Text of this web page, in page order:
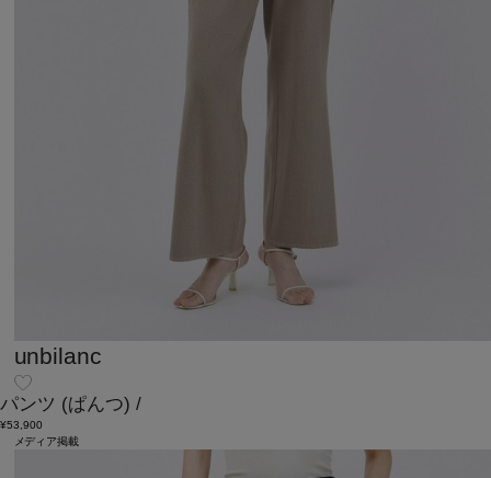
unbilanc
パンツ (ぱんつ) /
¥53,900
メディア掲載